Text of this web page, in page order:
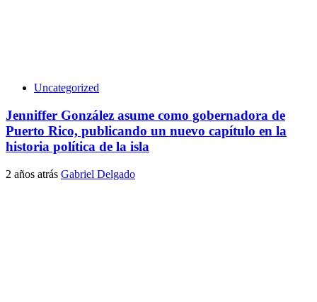
Uncategorized
Jenniffer González asume como gobernadora de
Puerto Rico, publicando un nuevo capítulo en la
historia política de la isla
2 años atrás Gabriel Delgado